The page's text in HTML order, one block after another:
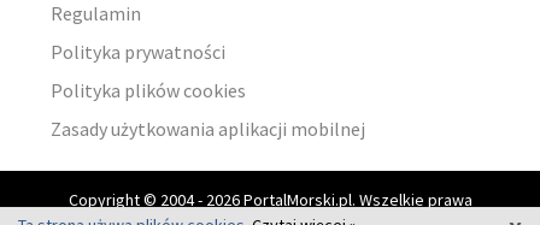
Regulamin
Polityka prywatności
Polityka plików cookies
Zasady użytkowania aplikacji mobilnej
Copyright © 2004 - 2026 PortalMorski.pl. Wszelkie prawa